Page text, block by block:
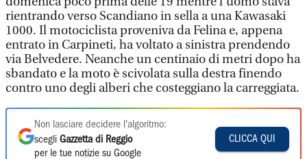
rientrando verso Scandiano in sella a una Kawasaki
1000. Il motociclista proveniva da Felina e, appena
entrato in Carpineti, ha voltato a sinistra prendendo
via Belvedere. Neanche un centinaio di metri dopo ha
sbandato e la moto è scivolata sulla destra finendo
contro uno degli alberi che costeggiano la carreggiata.
Non lasciare decidere l'algoritmo:
scegli Gazzetta di Reggio
per le tue notizie su Google
CLICCA QUI